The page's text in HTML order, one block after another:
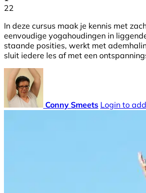
22
In deze cursus maak je kennis met
eenvoudige yogahoudingen in
staande posities, werkt met
sluit iedere les af met een
Conny Smeets Login to